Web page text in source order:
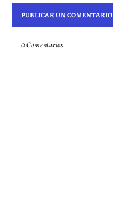
PUBLICAR UN COMENTARIO
0 Comentarios